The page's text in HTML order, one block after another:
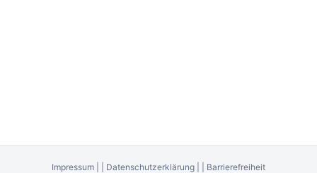
Impressum Datenschutzerklärung
Barrierefreiheit